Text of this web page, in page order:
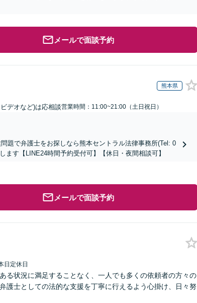
メールで面談予約
熊本県
デオなど)は応相談営業時間：11:00~21:00（土日祝日）
題で弁護士をお探しなら熊本セントラル法律事務所(Tel: 0
す【LINE24時間予約受付可】【休日・夜間相談可】
メールで面談予約
日定休日
る状況に満足することなく、一人でも多くの依頼者の方々の
護士としての法的な支援を丁寧に行えるよう心掛け、日々努